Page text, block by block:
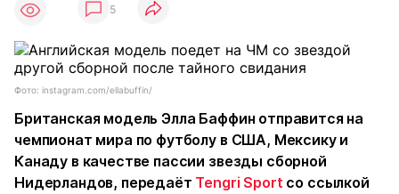
5
Фото: instagram.com/ellabuffin/
Британская модель Элла Баффин отправится на
чемпионат мира по футболу в США, Мексику и
Канаду в качестве пассии звезды сборной
Нидерландов, передаёт Tengri Sport со ссылкой